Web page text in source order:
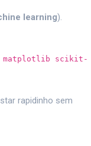
learning).
matplotlib scikit-
rapidinho sem